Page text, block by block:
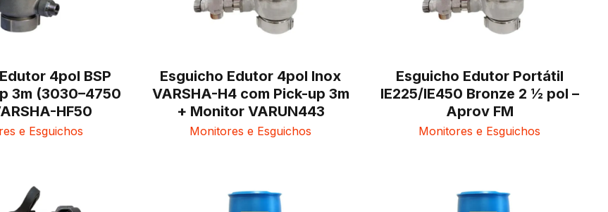
4pol BSP
3m (3030–4750
HF50
e Esguichos
Esguicho Edutor 4pol Inox
VARSHA-H4 com Pick-up 3m
+ Monitor VARUN443
Monitores e Esguichos
Esguicho Edutor Portátil
IE225/IE450 Bronze 2 ½ pol –
Aprov FM
Monitores e Esguichos